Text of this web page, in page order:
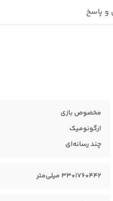
پاسخ
مخصوص بازی
ارگونومیک
چند رسانه‌ای
۴۴۲*۱۷۶*۳۳ میلی‌متر